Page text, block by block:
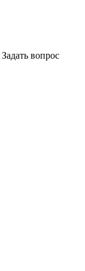
Задать вопрос